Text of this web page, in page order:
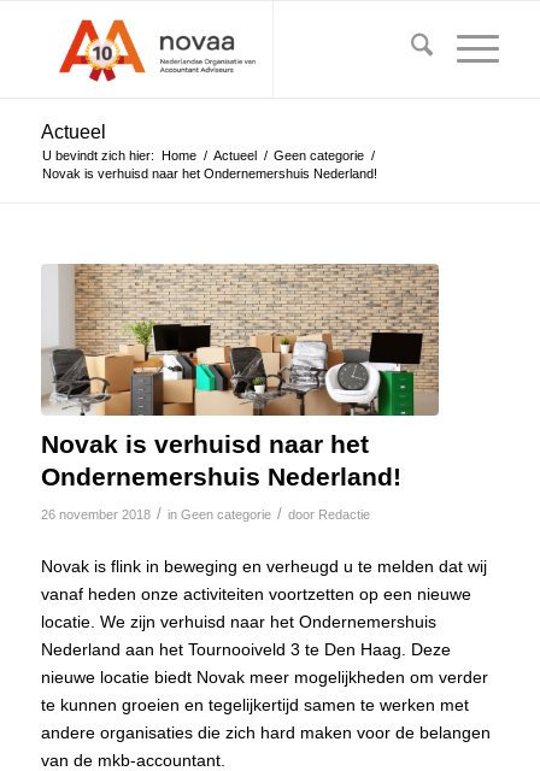
Actueel
U bevindt zich hier: Home / Actueel / Geen categorie /
Novak is verhuisd naar het Ondernemershuis Nederland!
Novak is verhuisd naar het
Ondernemershuis Nederland!
26 november 2018 / in Geen categorie / door Redactie
Novak is flink in beweging en verheugd u te melden dat wij
vanaf heden onze activiteiten voortzetten op een nieuwe
locatie. We zijn verhuisd naar het Ondernemershuis
Nederland aan het Tournooiveld 3 te Den Haag. Deze
nieuwe locatie biedt Novak meer mogelijkheden om verder
te kunnen groeien en tegelijkertijd samen te werken met
andere organisaties die zich hard maken voor de belangen
van de mkb-accountant.